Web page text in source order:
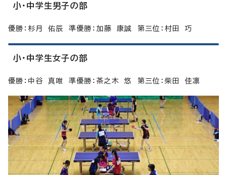
小・中学生男子の部
優勝：杉月 佑辰 準優勝：加藤 康誠 第三位：村田 巧
小・中学生女子の部
優勝：中谷 真唯 準優勝：茶之木 悠 第三位：柴田 佳凛